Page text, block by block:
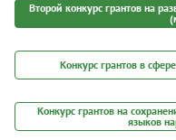
Второй конкурс грантов на
Конкурс грантов в
Конкурс грантов на
языков